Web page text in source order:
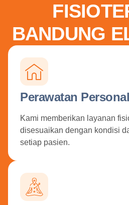
BANDUNG
Perawatan
Kami memberikan layanan
disesuaikan dengan kondisi
setiap pasien.